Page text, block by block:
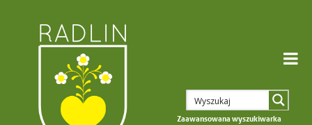
Zaawansowana wyszukiwarka